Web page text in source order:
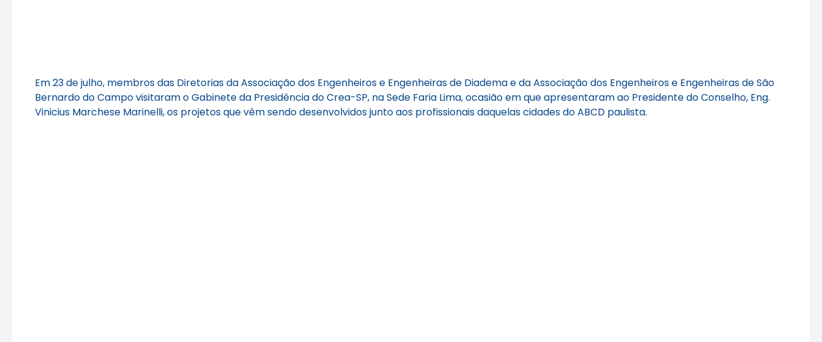
Em 23 de julho, membros das Diretorias da Associação dos Engenheiros e Engenheiras de Diadema e da Associação dos Engenheiros e Engenheiras de São
Bernardo do Campo visitaram o Gabinete da Presidência do Crea-SP, na Sede Faria Lima, ocasião em que apresentaram ao Presidente do Conselho, Eng.
Vinicius Marchese Marinelli, os projetos que vêm sendo desenvolvidos junto aos profissionais daquelas cidades do ABCD paulista.